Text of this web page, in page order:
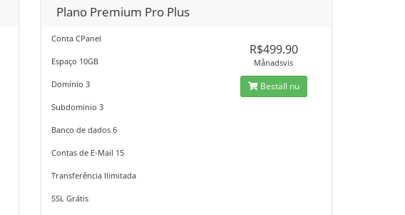
Plano Premium Pro Plus
Conta CPanel
Espaço 10GB
Domínio 3
Subdominio 3
Banco de dados 6
Contas de E-Mail 15
Transferência Ilimitada
SSL Grátis
R$499.90
Månadsvis
Beställ nu